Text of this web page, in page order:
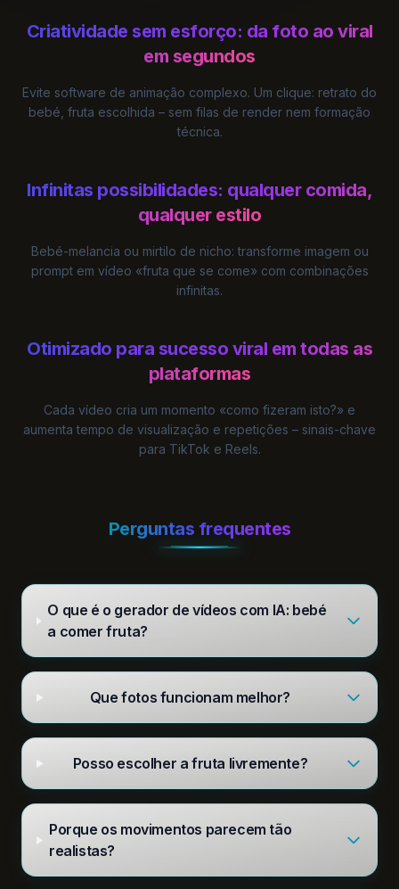
Criatividade sem esforço: da foto ao viral
em segundos
Evite software de animação complexo. Um clique: retrato do
bebé, fruta escolhida – sem filas de render nem formação
técnica.
Infinitas possibilidades: qualquer comida,
qualquer estilo
Bebé-melancia ou mirtilo de nicho: transforme imagem ou
prompt em vídeo «fruta que se come» com combinações
infinitas.
Otimizado para sucesso viral em todas as
plataformas
Cada vídeo cria um momento «como fizeram isto?» e
aumenta tempo de visualização e repetições – sinais-chave
para TikTok e Reels.
Perguntas frequentes
O que é o gerador de vídeos com IA: bebé
a comer fruta?
Que fotos funcionam melhor?
Posso escolher a fruta livremente?
Porque os movimentos parecem tão
realistas?